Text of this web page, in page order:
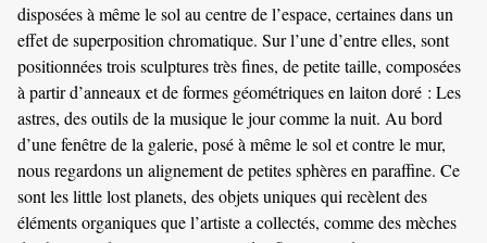
disposées à même le sol au centre de l’espace, certaines dans un
effet de superposition chromatique. Sur l’une d’entre elles, sont
positionnées trois sculptures très fines, de petite taille, composées
à partir d’anneaux et de formes géométriques en laiton doré : Les
astres, des outils de la musique le jour comme la nuit. Au bord
d’une fenêtre de la galerie, posé à même le sol et contre le mur,
nous regardons un alignement de petites sphères en paraffine. Ce
sont les little lost planets, des objets uniques qui recèlent des
éléments organiques que l’artiste a collectés, comme des mèches